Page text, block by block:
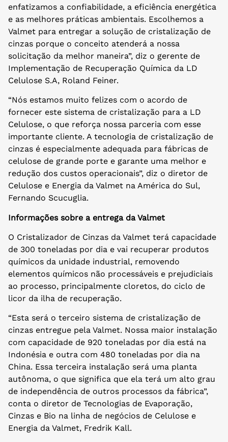
enfatizamos a confiabilidade, a eficiência energética
e as melhores práticas ambientais. Escolhemos a
Valmet para entregar a solução de cristalização de
cinzas porque o conceito atenderá a nossa
solicitação da melhor maneira”, diz o gerente de
Implementação de Recuperação Química da LD
Celulose S.A, Roland Feiner.
“Nós estamos muito felizes com o acordo de
fornecer este sistema de cristalização para a LD
Celulose, o que reforça nossa parceria com esse
importante cliente. A tecnologia de cristalização de
cinzas é especialmente adequada para fábricas de
celulose de grande porte e garante uma melhor e
redução dos custos operacionais”, diz o diretor de
Celulose e Energia da Valmet na América do Sul,
Fernando Scucuglia.
Informações sobre a entrega da Valmet
O Cristalizador de Cinzas da Valmet terá capacidade
de 300 toneladas por dia e vai recuperar produtos
químicos da unidade industrial, removendo
elementos químicos não processáveis e prejudiciais
ao processo, principalmente cloretos, do ciclo de
licor da ilha de recuperação.
“Esta será o terceiro sistema de cristalização de
cinzas entregue pela Valmet. Nossa maior instalação
com capacidade de 920 toneladas por dia está na
Indonésia e outra com 480 toneladas por dia na
China. Essa terceira instalação será uma planta
autônoma, o que significa que ela terá um alto grau
de independência de outros processos da fábrica”,
conta o diretor de Tecnologias de Evaporação,
Cinzas e Bio na linha de negócios de Celulose e
Energia da Valmet, Fredrik Kall.